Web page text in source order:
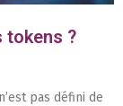
tokens ?
pas défini de